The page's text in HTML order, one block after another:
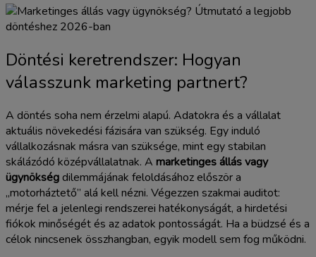
Döntési keretrendszer: Hogyan
válasszunk marketing partnert?
A döntés soha nem érzelmi alapú. Adatokra és a vállalat
aktuális növekedési fázisára van szükség. Egy induló
vállalkozásnak másra van szüksége, mint egy stabilan
skálázódó középvállalatnak. A marketinges állás vagy
ügynökségdilemmájának feloldásához először a
„motorháztető” alá kell nézni. Végezzen szakmai auditot:
mérje fel a jelenlegi rendszerei hatékonyságát, a hirdetési
fiókok minőségét és az adatok pontosságát. Ha a büdzsé és a
célok nincsenek összhangban, egyik modell sem fog működni.